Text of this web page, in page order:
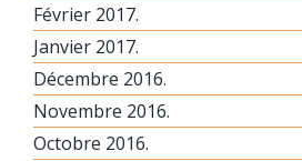
Février 2017.
Janvier 2017.
Décembre 2016.
Novembre 2016.
Octobre 2016.